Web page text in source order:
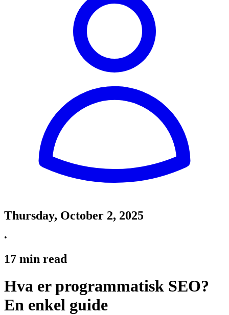
Thursday, October 2, 2025
•
17 min read
Hva er programmatisk SEO?
En enkel guide